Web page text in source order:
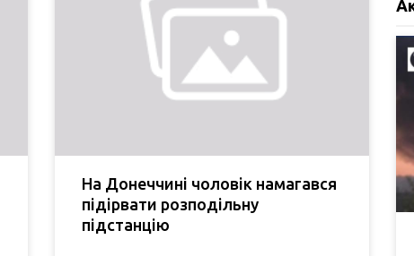
На Донеччині чоловік намагався
підірвати розподільну
підстанцію